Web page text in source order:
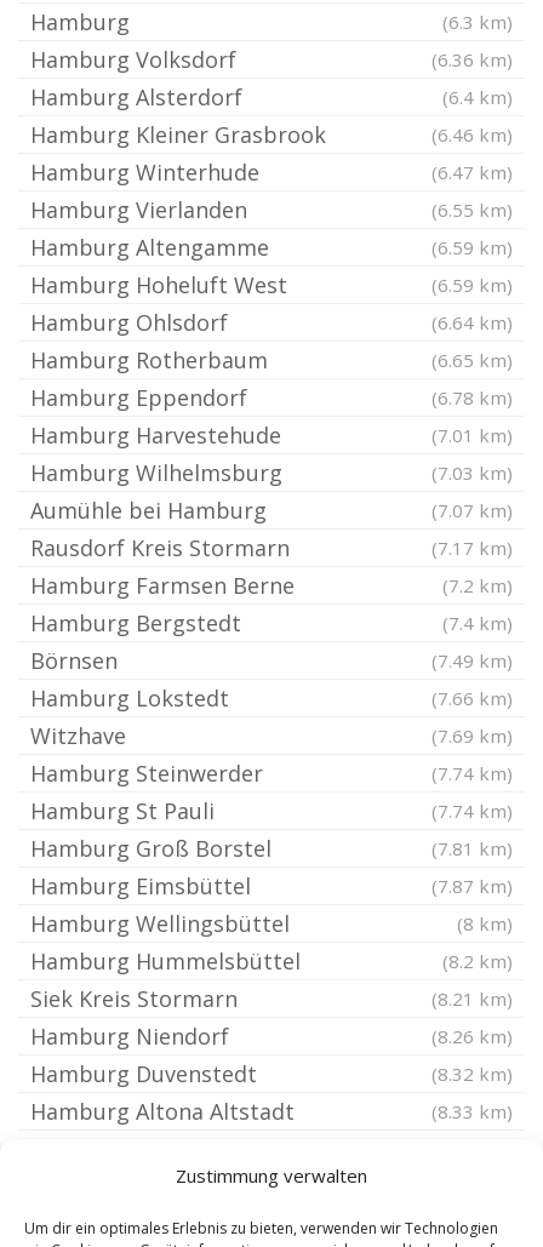
Zustimmung verwalten
Um dir ein optimales Erlebnis zu bieten, verwenden wir Technologien
Hamburg (6.3 km)
Hamburg Volksdorf (6.36 km)
Hamburg Alsterdorf (6.4 km)
Hamburg Kleiner Grasbrook (6.46 km)
Hamburg Winterhude (6.47 km)
Hamburg Vierlanden (6.55 km)
Hamburg Altengamme (6.59 km)
Hamburg Hoheluft West (6.59 km)
Hamburg Ohlsdorf (6.64 km)
Hamburg Rotherbaum (6.65 km)
Hamburg Eppendorf (6.78 km)
Hamburg Harvestehude (7.01 km)
Hamburg Wilhelmsburg (7.03 km)
Aumühle bei Hamburg (7.07 km)
Rausdorf Kreis Stormarn (7.17 km)
Hamburg Farmsen Berne (7.2 km)
Hamburg Bergstedt (7.4 km)
Börnsen (7.49 km)
Hamburg Lokstedt (7.66 km)
Witzhave (7.69 km)
Hamburg Steinwerder (7.74 km)
Hamburg St Pauli (7.74 km)
Hamburg Groß Borstel (7.81 km)
Hamburg Eimsbüttel (7.87 km)
Hamburg Wellingsbüttel (8 km)
Hamburg Hummelsbüttel (8.2 km)
Siek Kreis Stormarn (8.21 km)
Hamburg Niendorf (8.26 km)
Hamburg Duvenstedt (8.32 km)
Hamburg Altona Altstadt (8.33 km)
Kröppelshagen-Fahrendorf
Hamburg Poppenbüttel (8.58 km)